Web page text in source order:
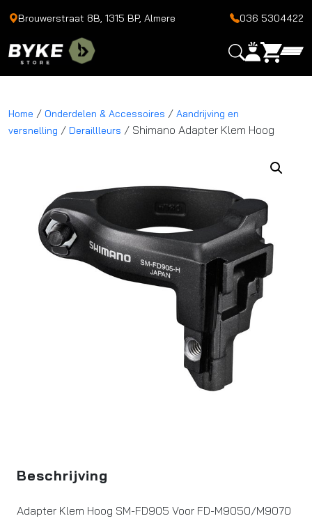
Brouwerstraat 8B, 1315 BP, Almere 036 5304422
Home / Onderdelen & Accessoires / Aandrijving en
versnelling / Deraillleurs / Shimano Adapter Klem Hoog
Beschrijving
Adapter Klem Hoog SM-FD905 Voor FD-M9050/M9070